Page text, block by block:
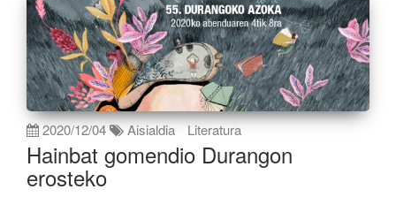
2020/12/04 Aisialdia Literatura
Hainbat gomendio Durangon
erosteko